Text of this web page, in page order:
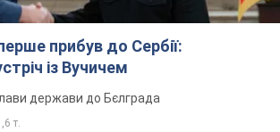
прибув до Сербії:
із Вучичем
держави до Бєлграда
т.